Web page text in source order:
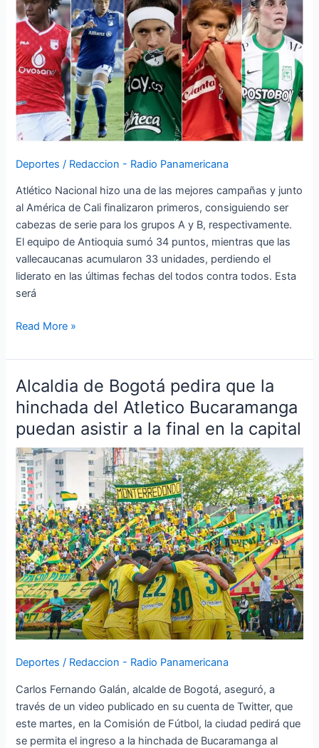
Deportes / Redaccion - Radio Panamericana
Atlético Nacional hizo una de las mejores campañas y junto
al América de Cali finalizaron primeros, consiguiendo ser
cabezas de serie para los grupos A y B, respectivamente.
El equipo de Antioquia sumó 34 puntos, mientras que las
vallecaucanas acumularon 33 unidades, perdiendo el
liderato en las últimas fechas del todos contra todos. Esta
será
semifinales
de
la
Liga
Femenina
Read More »
Alcaldia de Bogotá pedira que la
hinchada del Atletico Bucaramanga
puedan asistir a la final en la capital
Deportes / Redaccion - Radio Panamericana
Carlos Fernando Galán, alcalde de Bogotá, aseguró, a
través de un video publicado en su cuenta de Twitter, que
este martes, en la Comisión de Fútbol, la ciudad pedirá que
se permita el ingreso a la hinchada de Bucaramanga al
Alcaldia
de
Bogotá
pedira
que
la
hinchada
del
Atletico
Bucaramanga
puedan
asistir
a
la
final
en
la